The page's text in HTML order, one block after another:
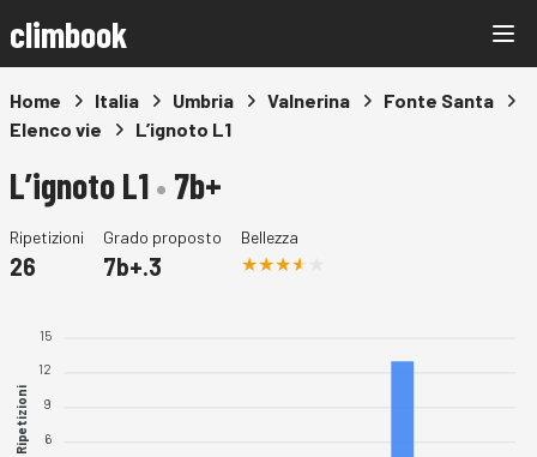
climbook
Home Italia Umbria Valnerina
Fonte Santa
Elenco vie
L’ignoto L1
L’ignoto L1• 7b+
Ripetizioni
26
Grado proposto
7b+.3
Bellezza
15
12
9
6
Ripetizioni